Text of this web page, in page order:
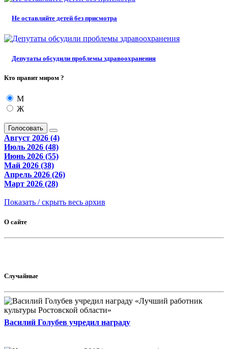
Не оставляйте детей без присмотра
Депутаты обсудили проблемы здравоохранения
Кто правит миром ?
М
Ж
Голосовать
Август 2026 (4)
Июль 2026 (48)
Июнь 2026 (55)
Май 2026 (38)
Апрель 2026 (26)
Март 2026 (28)
Показать / скрыть весь архив
О сайте
Случайные
Василий Голубев учредил награду